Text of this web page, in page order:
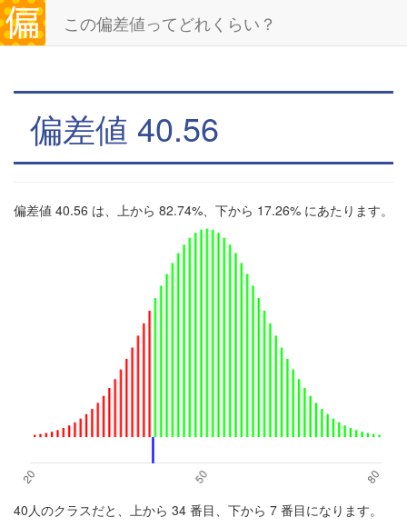
この偏差値ってどれくらい？
偏差値 40.56
偏差値 40.56 は、上から 82.74%、下から 17.26% にあたります。
40人のクラスだと、上から 34 番目、下から 7 番目になります。